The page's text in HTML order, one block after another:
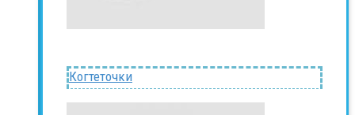
Когтеточки